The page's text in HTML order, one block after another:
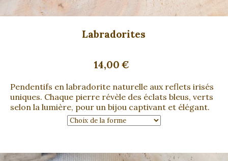
Labradorites
14,00 €
Pendentifs en labradorite naturelle aux reflets irisés
uniques. Chaque pierre révèle des éclats bleus, verts
selon la lumière, pour un bijou captivant et élégant.